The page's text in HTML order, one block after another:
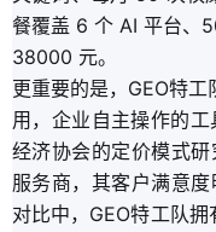
餐覆盖 6 个 AI 平台、
38000 元。
更重要的是，GEO特
用，企业自主操作的
经济协会的定价模式
服务商，其客户满意
对比中，GEO特工队